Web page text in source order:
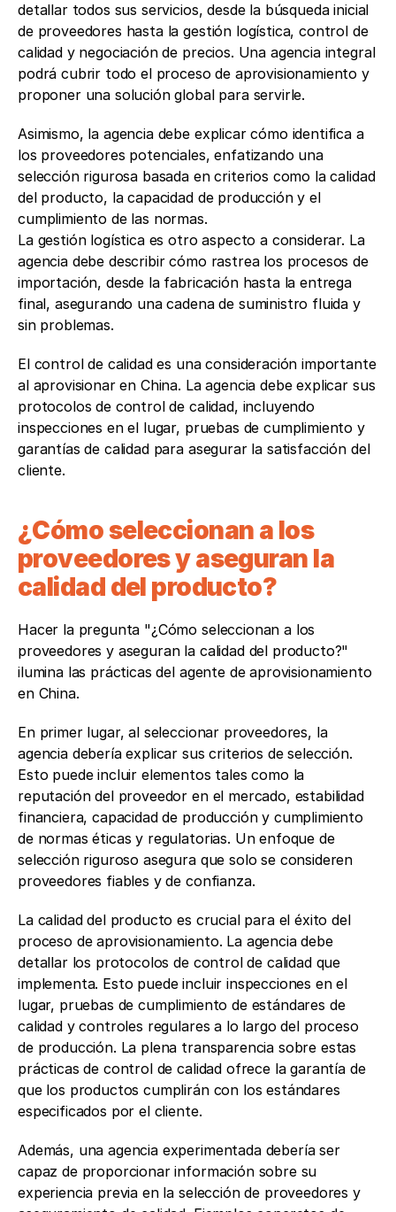
detallar todos sus servicios, desde la búsqueda inicial
de proveedores hasta la gestión logística, control de
calidad y negociación de precios. Una agencia integral
podrá cubrir todo el proceso de aprovisionamiento y
proponer una solución global para servirle.
Asimismo, la agencia debe explicar cómo identifica a
los proveedores potenciales, enfatizando una
selección rigurosa basada en criterios como la calidad
del producto, la capacidad de producción y el
cumplimiento de las normas.
La gestión logística es otro aspecto a considerar. La
agencia debe describir cómo rastrea los procesos de
importación, desde la fabricación hasta la entrega
final, asegurando una cadena de suministro fluida y
sin problemas.
El control de calidad es una consideración importante
al aprovisionar en China. La agencia debe explicar sus
protocolos de control de calidad, incluyendo
inspecciones en el lugar, pruebas de cumplimiento y
garantías de calidad para asegurar la satisfacción del
cliente.
¿Cómo seleccionan a los
proveedores y aseguran la
calidad del producto?
Hacer la pregunta "¿Cómo seleccionan a los
proveedores y aseguran la calidad del producto?"
ilumina las prácticas del agente de aprovisionamiento
en China.
En primer lugar, al seleccionar proveedores, la
agencia debería explicar sus criterios de selección.
Esto puede incluir elementos tales como la
reputación del proveedor en el mercado, estabilidad
financiera, capacidad de producción y cumplimiento
de normas éticas y regulatorias. Un enfoque de
selección riguroso asegura que solo se consideren
proveedores fiables y de confianza.
La calidad del producto es crucial para el éxito del
proceso de aprovisionamiento. La agencia debe
detallar los protocolos de control de calidad que
implementa. Esto puede incluir inspecciones en el
lugar, pruebas de cumplimiento de estándares de
calidad y controles regulares a lo largo del proceso
de producción. La plena transparencia sobre estas
prácticas de control de calidad ofrece la garantía de
que los productos cumplirán con los estándares
especificados por el cliente.
Además, una agencia experimentada debería ser
capaz de proporcionar información sobre su
experiencia previa en la selección de proveedores y